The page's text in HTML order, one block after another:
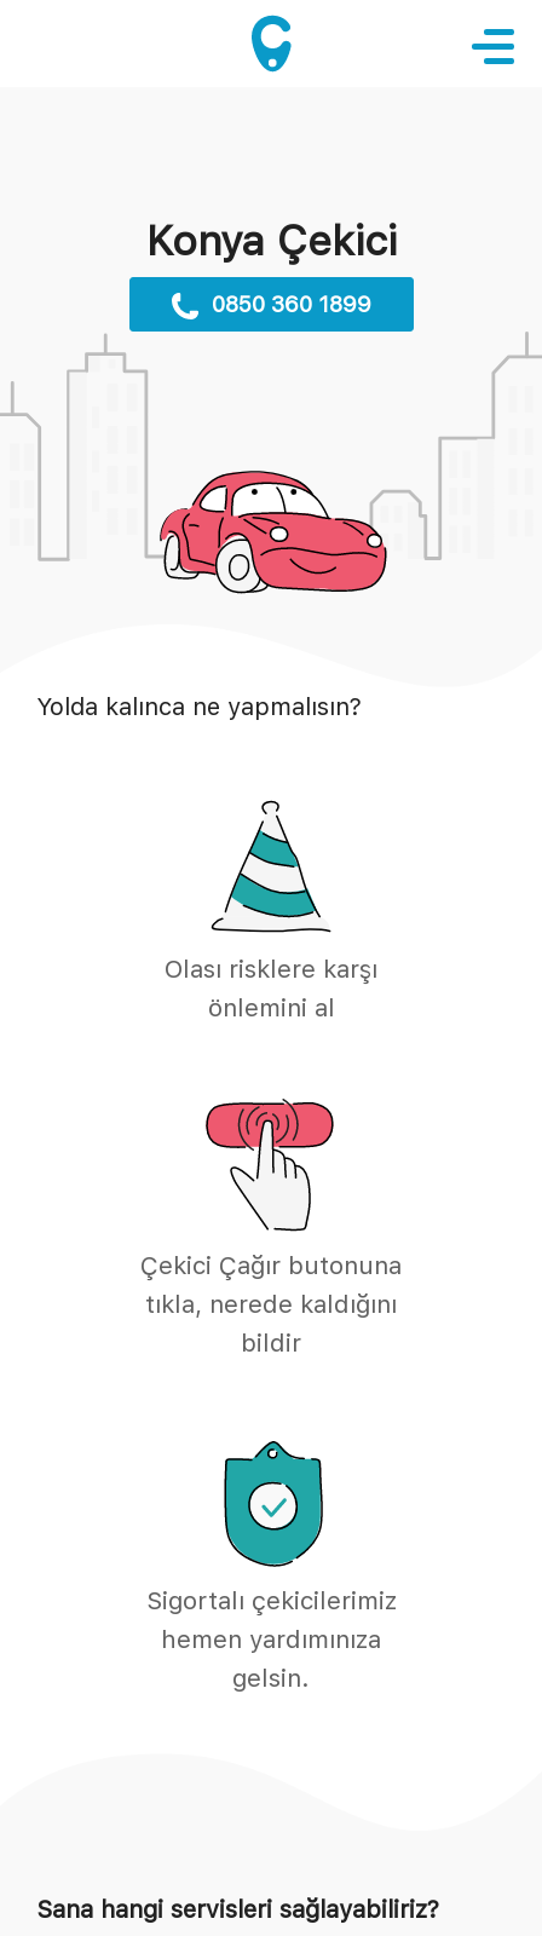
Konya Çekici
0850 360 1899
Yolda kalınca ne yapmalısın?
Olası risklere karşı
önlemini al
Çekici Çağır butonuna
tıkla, nerede kaldığını
bildir
Sigortalı çekicilerimiz
hemen yardımınıza
gelsin.
Sana hangi servisleri sağlayabiliriz?